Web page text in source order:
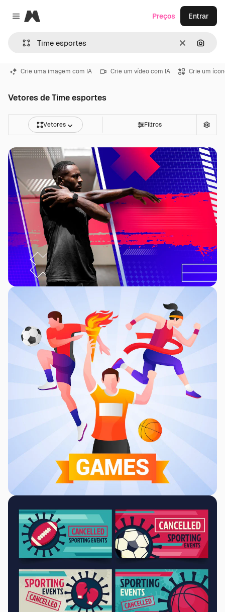
Close menu
Magnific
Limpar
Preços Entrar
Crie uma imagem com IA Crie um vídeo com IA Crie um
Vetores de Time esportes
Vetores Filtros